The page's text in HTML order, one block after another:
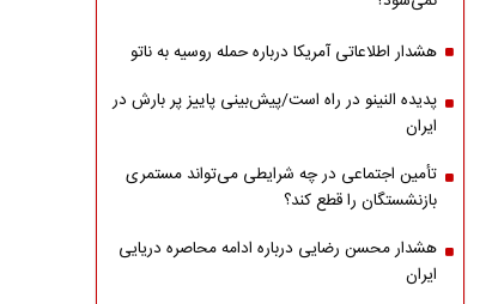
هشدار اطلاعاتی آمریکا درباره حمله روسیه به ناتو
پدیده النینو در راه است/پیش‌بینی پاییز پر بارش در
ایران
تأمین اجتماعی در چه شرایطی می‌تواند مستمری
بازنشستگان را قطع کند؟
هشدار محسن رضایی درباره ادامه محاصره دریایی
ایران